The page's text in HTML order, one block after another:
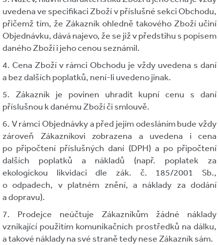
uvedena ve specifikaci Zboží v příslušné sekci Obchodu,
přičemž tím, že Zákazník ohledně takového Zboží učiní
Objednávku, dává najevo, že se již v předstihu s popisem
daného Zboží i jeho cenou seznámil.
4. Cena Zboží v rámci Obchodu je vždy uvedena s daní
a bez dalších poplatků, není-li uvedeno jinak.
5. Zákazník je povinen uhradit kupní cenu s daní
příslušnou k danému Zboží či smlouvě.
6. V rámci Objednávky a před jejím odesláním bude vždy
zároveň Zákazníkovi zobrazena a uvedena i cena
po připočtení příslušných daní (DPH) a po připočtení
dalších poplatků a nákladů (např. poplatek za
ekologickou likvidaci dle zák. č. 185/2001 Sb.,
o odpadech, v platném znění, a náklady za dodání
a dopravu).
7. Prodejce neúčtuje Zákazníkům žádné náklady
vznikající použitím komunikačních prostředků na dálku,
a takové náklady na své straně tedy nese Zákazník sám.